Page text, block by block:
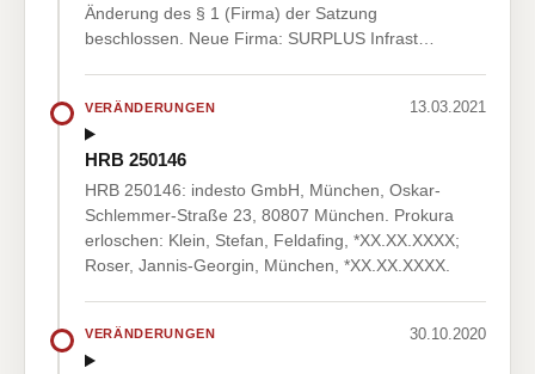
Änderung des § 1 (Firma) der Satzung
beschlossen. Neue Firma: SURPLUS Infrast…
VERÄNDERUNGEN 13.03.2021
HRB 250146
HRB 250146: indesto GmbH, München, Oskar-
Schlemmer-Straße 23, 80807 München. Prokura
erloschen: Klein, Stefan, Feldafing, *XX.XX.XXXX;
Roser, Jannis-Georgin, München, *XX.XX.XXXX.
VERÄNDERUNGEN 30.10.2020